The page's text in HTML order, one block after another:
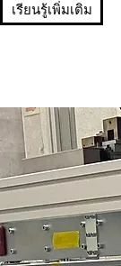
เรียนรู้เพิ่มเติม